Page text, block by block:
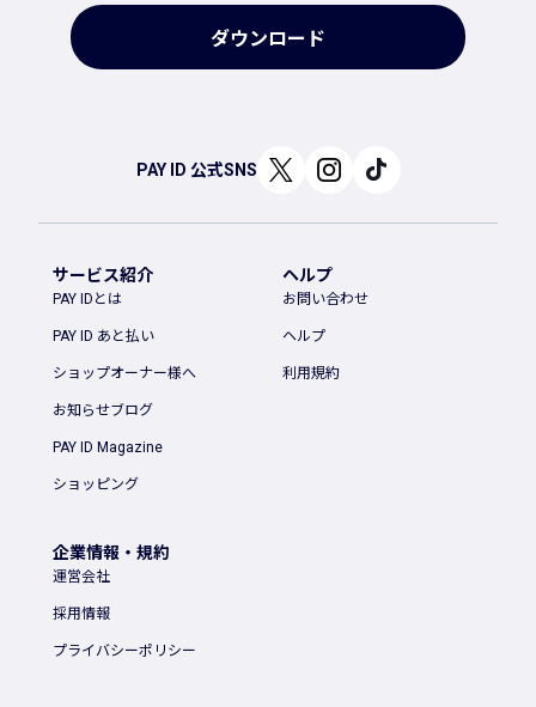
ダウンロード
PAY ID 公式SNS
サービス紹介
PAY IDとは
PAY ID あと払い
ショップオーナー様へ
お知らせブログ
PAY ID Magazine
ショッピング
ヘルプ
お問い合わせ
ヘルプ
利用規約
企業情報・規約
運営会社
採用情報
プライバシーポリシー